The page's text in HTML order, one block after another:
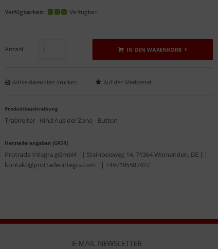
Verfügbarkeit: Verfügbar
Anzahl IN DEN WARENKORB
Artikeldatenblatt drucken
Produktbeschreibung
Trabireiter - Kind Aus der Zone - Button
Herstellerangaben (GPSR)
Protrade Integra gGmbH || Steinbeisweg 14, 71364 Winnenden, DE ||
kontakt@protrade-integra.com || +497195587422
E-MAIL NEWSLETTER